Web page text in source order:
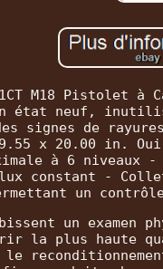
M18 Pistolet
état neuf,
signes de
x 20.00 in.
à 6
constant -
un
un examen
la plus haute